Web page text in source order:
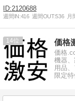
2120688
週間IN:416 週間OUT:536 月
14 価格
価格
機器
用品
限定